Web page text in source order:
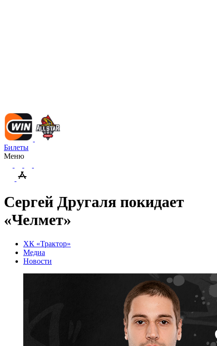
Билеты
Меню
Сергей Другаля покидает
«Челмет»
ХК «Трактор»
Медиа
Новости